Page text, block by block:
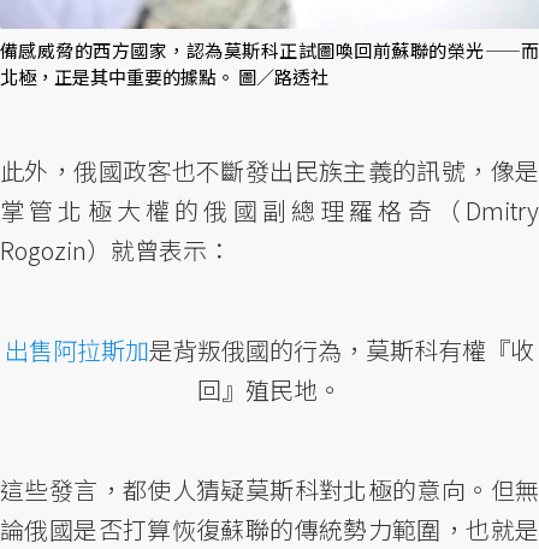
備感威脅的西方國家，認為莫斯科正試圖喚回前蘇聯的榮光——而
北極，正是其中重要的據點。 圖／路透社
此外，俄國政客也不斷發出民族主義的訊號，像是
掌管北極大權的俄國副總理羅格奇（Dmitry
Rogozin）就曾表示：
出售阿拉斯加是背叛俄國的行為，莫斯科有權『收
回』殖民地。
這些發言，都使人猜疑莫斯科對北極的意向。但無
論俄國是否打算恢復蘇聯的傳統勢力範圍，也就是